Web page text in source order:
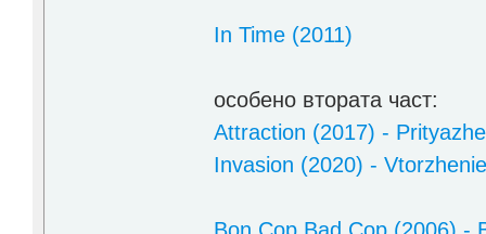
In Time (2011)
особено втората част:
Attraction (2017) -
Invasion (2020) -